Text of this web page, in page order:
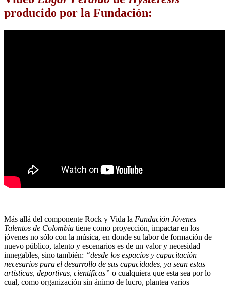
producido por la Fundación:
Más allá del componente Rock y Vida la Fundación Jóvenes
Talentos de Colombia tiene como proyección, impactar en los
jóvenes no sólo con la música, en donde su labor de formación de
nuevo público, talento y escenarios es de un valor y necesidad
innegables, sino también: “desde los espacios y capacitación
necesarios para el desarrollo de sus capacidades, ya sean estas
artísticas, deportivas, científicas” o cualquiera que esta sea por lo
cual, como organización sin ánimo de lucro, plantea varios